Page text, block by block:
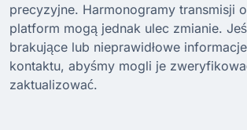
precyzyjne. Harmonogramy transmisji
platform mogą jednak ulec zmianie.
brakujące lub nieprawidłowe
kontaktu, abyśmy mogli je
zaktualizować.